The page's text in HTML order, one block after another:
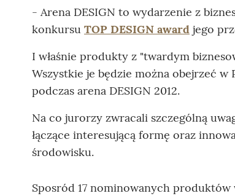
- Arena DESIGN to wydarzenie z
konkursu TOP DESIGN award jego
I właśnie produkty z "twardym
Wszystkie je będzie można obejrzeć w
podczas arena DESIGN 2012.
Na co jurorzy zwracali szczególną
łączące interesującą formę oraz
środowisku.
Sposród 17 nominowanych